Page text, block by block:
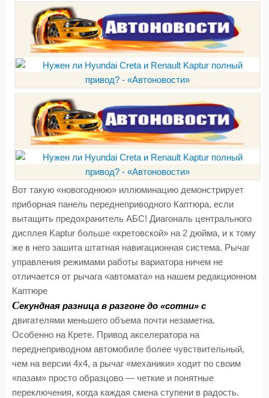
Вот такую «новогоднюю» иллюминацию демонстрирует
приборная панель переднеприводного Каптюра, если
вытащить предохранитель АБС! Диагональ центрального
дисплея Kaptur больше «кретовской» на 2 дюйма, и к тому
же в него зашита штатная навигационная система. Рычаг
управления режимами работы вариатора ничем не
отличается от рычага «автомата» на нашем редакционном
Каптюре
Секундная разница в разгоне до «сотни» с
двигателями меньшего объема почти незаметна.
Особенно на Крете. Привод акселератора на
переднеприводном автомобиле более чувствительный,
чем на версии 4х4, а рычаг «механики» ходит по своим
«пазам» просто образцово — четкие и понятные
переключения, когда каждая смена ступени в радость.